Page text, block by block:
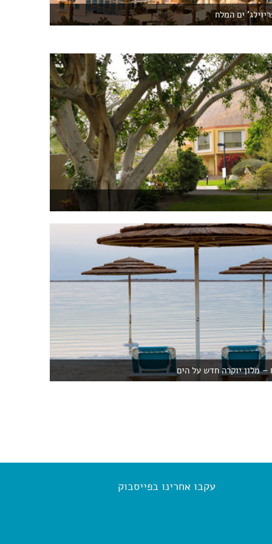
ים המלח
– מלון יוקרה חדש על הים
עקבו אחרינו בפייסבוק